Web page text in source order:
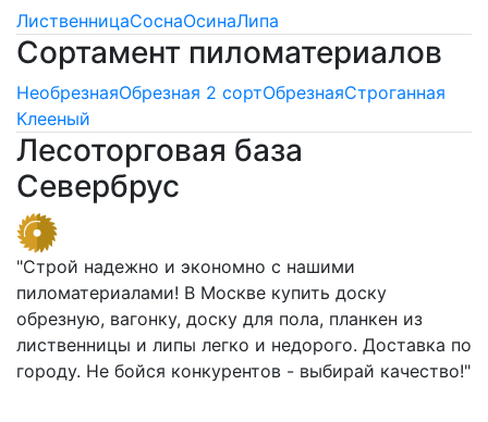
ЛиственницаСоснаОсинаЛипа
Сортамент пиломатериалов
НеобрезнаяОбрезная 2 сортОбрезнаяСтроганная
Клееный
Лесоторговая база
Севербрус
"Строй надежно и экономно с нашими
пиломатериалами! В Москве купить доску
обрезную, вагонку, доску для пола, планкен из
лиственницы и липы легко и недорого. Доставка по
городу. Не бойся конкурентов - выбирай качество!"